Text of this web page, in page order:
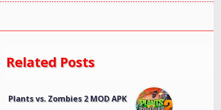
Related Posts
Plants vs. Zombies 2 MOD APK